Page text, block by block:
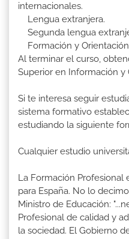
internacionales.
Lengua extranjera.
Segunda lengua
Formación y
Al terminar el curso,
Superior en Información y
Si te interesa seguir
sistema formativo
estudiando la siguiente
Cualquier estudio
La Formación Profesional
para España. No lo
Ministro de Educación:
Profesional de calidad y
la sociedad. El Gobierno